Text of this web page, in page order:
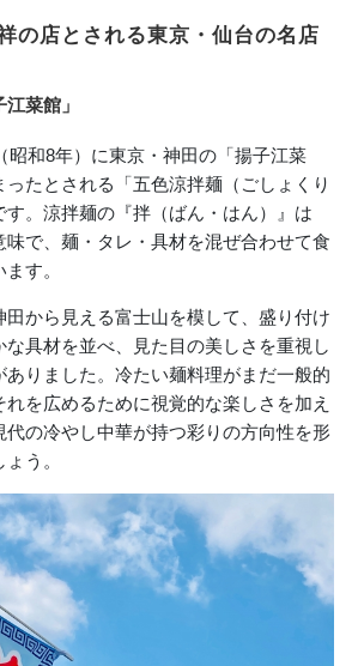
の店とされる東京・仙台の名店
菜館」
昭和8年）に東京・神田の「揚子江菜
たとされる「五色涼拌麺（ごしょくり
す。涼拌麺の『拌（ばん・はん）』は
味で、麺・タレ・具材を混ぜ合わせて食
す。
田から見える富士山を模して、盛り付け
な具材を並べ、見た目の美しさを重視し
ありました。冷たい麺料理がまだ一般的
を広めるために視覚的な楽しさを加え
代の冷やし中華が持つ彩りの方向性を形
う。